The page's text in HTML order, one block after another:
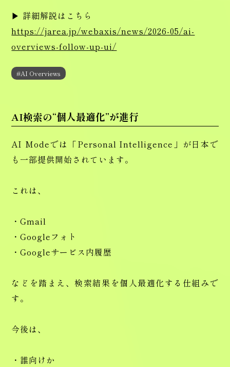
▶ 詳細解説はこちら
https://jarea.jp/webaxis/news/2026-05/ai-
overviews-follow-up-ui/
#AI Overviews
AI検索の“個人最適化”が進行
AI Modeでは「Personal Intelligence」が日本で
も一部提供開始されています。
これは、
・Gmail
・Googleフォト
・Googleサービス内履歴
などを踏まえ、検索結果を個人最適化する仕組みで
す。
今後は、
・誰向けか